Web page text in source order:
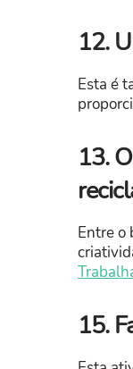
12.
Esta é
13.
Entre o
15.